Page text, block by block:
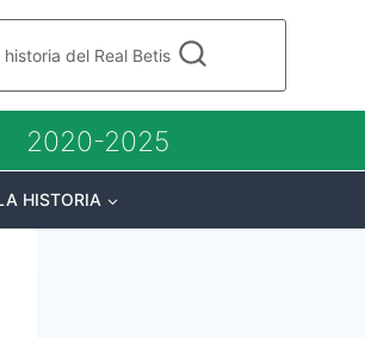
del Real Betis
2020-2025
HISTORIA